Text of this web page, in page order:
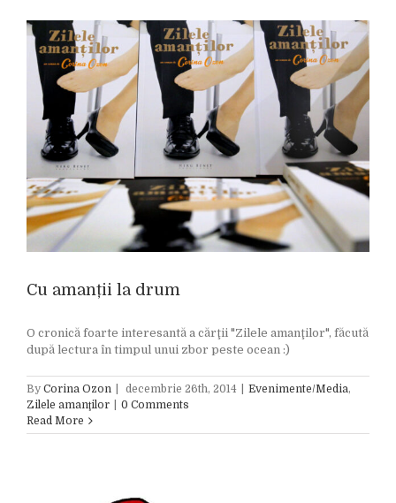
Cu amanții la drum
O cronică foarte interesantă a cărţii "Zilele amanţilor", făcută
după lectura în timpul unui zbor peste ocean :)
By Corina Ozon decembrie 26th, 2014 Evenimente/Media,
Zilele amanţilor
0 Comments
Read More